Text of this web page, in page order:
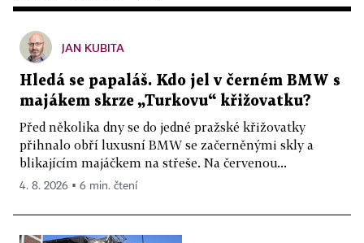
JAN KUBITA
Hledá se papaláš. Kdo jel v černém BMW s
majákem skrze „Turkovu“ křižovatku?
Před několika dny se do jedné pražské křižovatky
přihnalo obří luxusní BMW se začerněnými skly a
blikajícím majáčkem na střeše. Na červenou...
4. 8. 2026 ▪ 6 min. čtení